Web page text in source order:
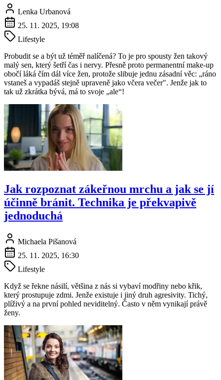
Lenka Urbanová
25. 11. 2025, 19:08
Lifestyle
Probudit se a být už téměř nalíčená? To je pro spousty žen takový
malý sen, který šetří čas i nervy. Přesně proto permanentní make-up
obočí láká čím dál více žen, protože slibuje jednu zásadní věc: „ráno
vstaneš a vypadáš stejně upraveně jako včera večer". Jenže jak to
tak už zkrátka bývá, má to svoje „ale“!
Jak rozpoznat zákeřnou mrchu a jak se jí
účinně bránit. Technika je překvapivě
jednoduchá
Michaela Pišanová
25. 11. 2025, 16:30
Lifestyle
Když se řekne násilí, většina z nás si vybaví modřiny nebo křik,
který prostupuje zdmi. Jenže existuje i jiný druh agresivity. Tichý,
plíživý a na první pohled neviditelný. Často v něm vynikají právě
ženy.